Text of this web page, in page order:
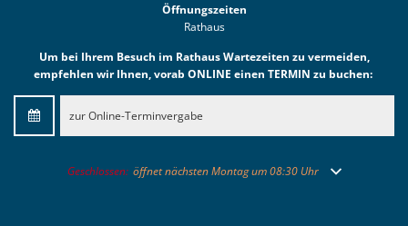
Öffnungszeiten
Rathaus
Um bei Ihrem Besuch im Rathaus Wartezeiten zu vermeiden,
empfehlen wir Ihnen, vorab ONLINE einen TERMIN zu buchen:
zur Online-Terminvergabe
Klicken, um weitere Öffnungs- oder Schließzeiten auszublenden
Geschlossen: öffnet nächsten Montag um 08:30 Uhr